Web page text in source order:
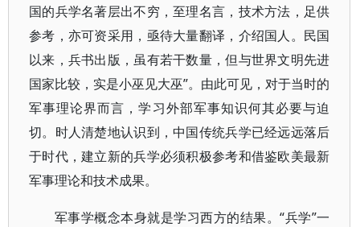
国的兵学名著层出不穷，至理名言，技术方法，足供
参考，亦可资采用，亟待大量翻译，介绍国人。民国
以来，兵书出版，虽有若干数量，但与世界文明先进
国家比较，实是小巫见大巫”。由此可见，对于当时的
军事理论界而言，学习外部军事知识何其必要与迫
切。时人清楚地认识到，中国传统兵学已经远远落后
于时代，建立新的兵学必须积极参考和借鉴欧美最新
军事理论和技术成果。
军事学概念本身就是学习西方的结果。“兵学”一